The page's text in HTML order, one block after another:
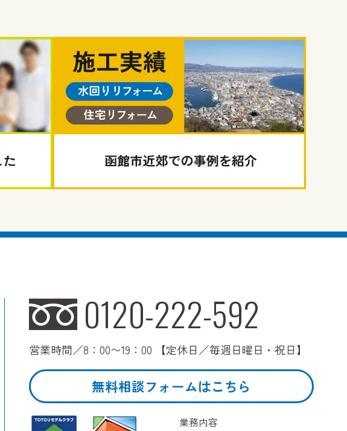
0120-222-592
営業時間／8：00〜19：00 【定休日／毎週日曜日・祝日】
無料相談フォームはこちら
業務内容